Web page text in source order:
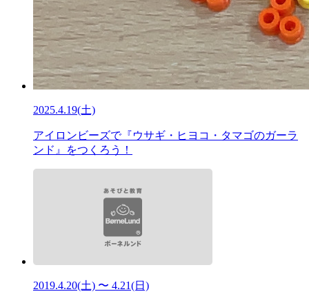
2025.4.19(土)
アイロンビーズで『ウサギ・ヒヨコ・タマゴのガーラ
ンド』をつくろう！
2019.4.20(土) 〜 4.21(日)